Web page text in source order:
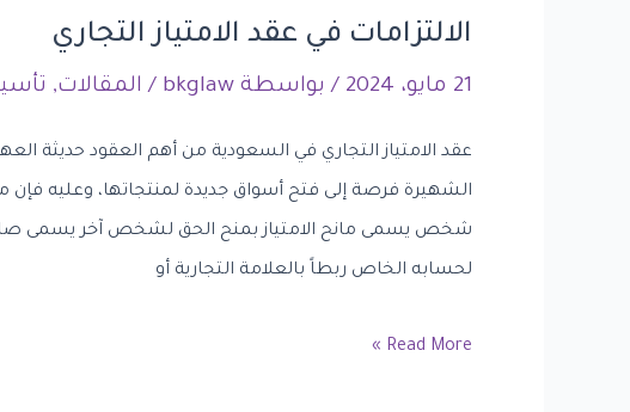
الالتزامات في عقد الامتياز التجاري
21 مايو، 2024 / بواسطة bkglaw
/ المقالات,
عقد الامتياز التجاري في السعودية من أهم العقود حديثة
الشهيرة فرصة إلى فتح أسواق جديدة لمنتجاتها، وعليه فإن
شخص يسمى مانح الامتياز بمنح الحق لشخص آخر يسمى صاحب
لحسابه الخاص ربطاً بالعلامة التجارية أو
Read More »